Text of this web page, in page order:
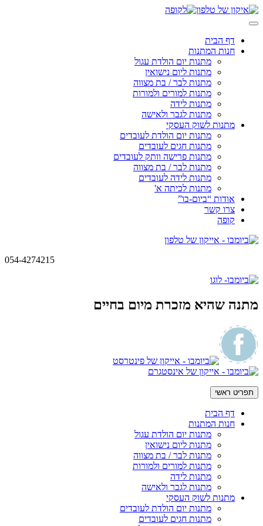
Skip
to
דף הבית
חנות המתנות
מתנות יום הולדת עגול
מתנות ליום נישואין
מתנות לבר / בת מצווה
מתנות למורים ולמורות
מתנות לידה
מתנות לגבר ולאישה
מתנות לשוק העסקי
מתנות יום הולדת לעובדים
מתנות חגים לעובדים
מתנות פרישה וותק לעובדים
מתנות לבר / בת מצווה
מתנות לידה לעובדים
מתנות לכיתה א'
אודות “ביום-בו”
צרו קשר
קופה
054-4274215
מתנה שהיא מזכרת מיום בחיים
תפריט ראשי
דף הבית
חנות המתנות
מתנות יום הולדת עגול
מתנות ליום נישואין
מתנות לבר / בת מצווה
מתנות למורים ולמורות
מתנות לידה
מתנות לגבר ולאישה
מתנות לשוק העסקי
מתנות יום הולדת לעובדים
מתנות חגים לעובדים